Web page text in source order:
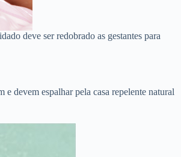
deve ser redobrado as gestantes para
e devem espalhar pela casa repelente natural